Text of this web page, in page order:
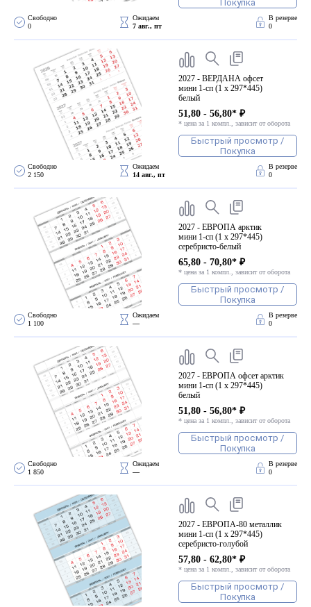
Покупка
Свободно
0
Ожидаем
7 авг., пт
В резерве
0
2027 - ВЕРДАНА офсет
мини 1-сп (1 х 297*445)
белый
51,80 - 56,80* ₽
* цена за 1 компл., зависит от оборота
Быстрый просмотр /
Покупка
Свободно
2 150
Ожидаем
14 авг., пт
В резерве
0
2027 - ЕВРОПА арктик
мини 1-сп (1 х 297*445)
серебристо-белый
65,80 - 70,80* ₽
* цена за 1 компл., зависит от оборота
Быстрый просмотр /
Покупка
Свободно
1 100
Ожидаем
—
В резерве
0
2027 - ЕВРОПА офсет арктик
мини 1-сп (1 х 297*445)
белый
51,80 - 56,80* ₽
* цена за 1 компл., зависит от оборота
Быстрый просмотр /
Покупка
Свободно
1 850
Ожидаем
—
В резерве
0
2027 - ЕВРОПА-80 металлик
мини 1-сп (1 х 297*445)
серебристо-голубой
57,80 - 62,80* ₽
* цена за 1 компл., зависит от оборота
Быстрый просмотр /
Покупка